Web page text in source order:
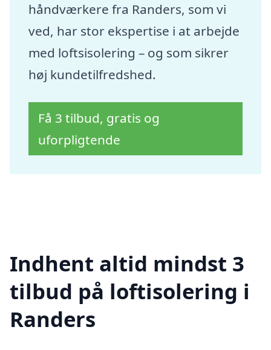
håndværkere fra Randers, som vi
ved, har stor ekspertise i at arbejde
med loftsisolering – og som sikrer
høj kundetilfredshed.
Få 3 tilbud, gratis og
uforpligtende
Indhent altid mindst 3
tilbud på loftisolering i
Randers